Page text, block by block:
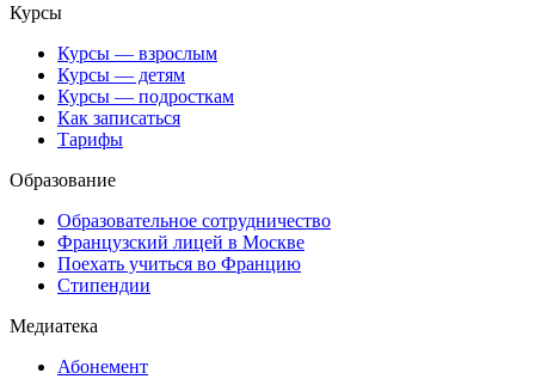
Курсы
Курсы — взрослым
Курсы — детям
Курсы — подросткам
Как записаться
Тарифы
Образование
Образовательное сотрудничество
Французский лицей в Москве
Поехать учиться во Францию
Стипендии
Медиатека
Абонемент